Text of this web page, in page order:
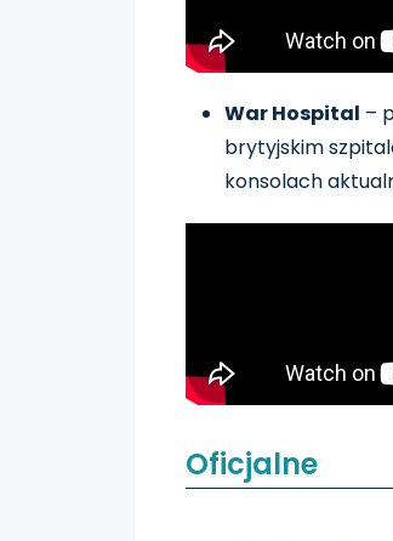
War Hospital –
brytyjskim
konsolach
Oficjalne